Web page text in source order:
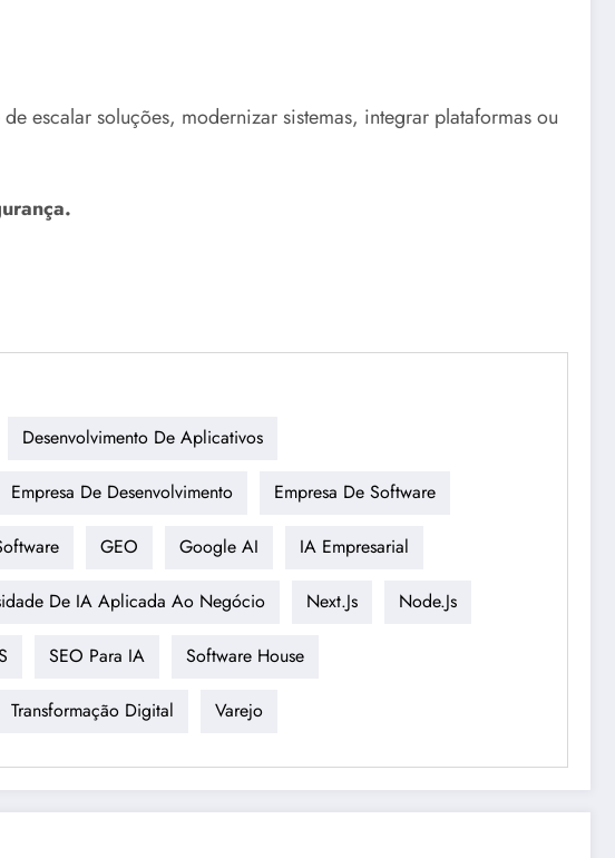
escalar soluções, modernizar sistemas, integrar plataformas ou
Desenvolvimento De Aplicativos
Empresa De Desenvolvimento Empresa De Software
GEO Google AI IA Empresarial
De IA Aplicada Ao Negócio Next.js Node.js
SEO Para IA Software House
Transformação Digital Varejo